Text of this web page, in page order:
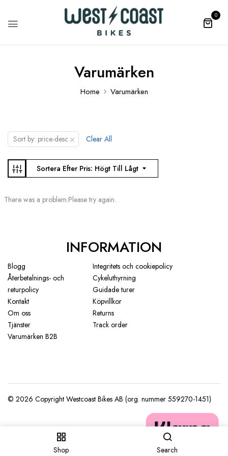
0
Shop Search
Varumärken
Home Varumärken
Sort by: price-desc × Clear All
Sortera Efter Pris: Högt Till Lågt
There was a problem.Please try again.
INFORMATION
Blogg
Integritets och cookiepolicy
Återbetalnings- och
returpolicy
Cykeluthyrning
Guidade turer
Kontakt
Köpvillkor
Om oss
Returns
Tjänster
Track order
Varumärken B2B